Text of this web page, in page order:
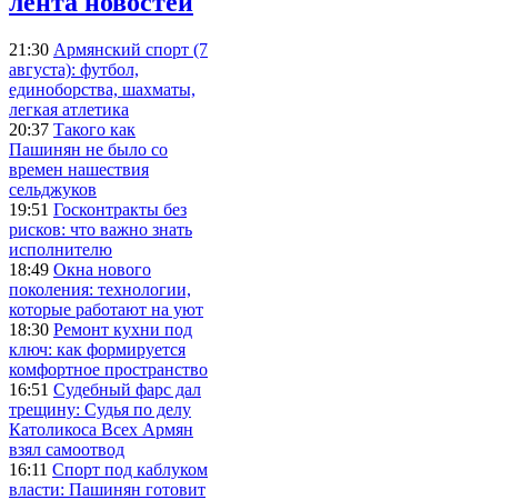
21:30 Армянский спорт (7
августа): футбол,
единоборства, шахматы,
легкая атлетика
20:37 Такого как
Пашинян не было со
времен нашествия
сельджуков
19:51 Госконтракты без
рисков: что важно знать
исполнителю
18:49 Окна нового
поколения: технологии,
которые работают на уют
18:30 Ремонт кухни под
ключ: как формируется
комфортное пространство
16:51 Судебный фарс дал
трещину: Судья по делу
Католикоса Всех Армян
взял самоотвод
16:11 Спорт под каблуком
власти: Пашинян готовит